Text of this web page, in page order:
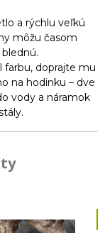
a rýchlu veľkú
môžu časom
farbu, doprajte mu
na hodinku – dve
vody a náramok